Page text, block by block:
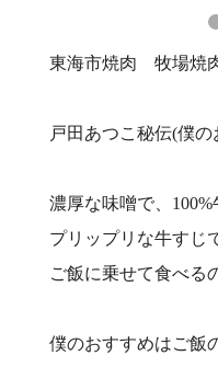
東海市焼肉 牧場焼
戸田あつこ秘伝(僕の
濃厚な味噌で、100%
プリップリな牛すじ
ご飯に乗せて食べる
僕のおすすめはご飯